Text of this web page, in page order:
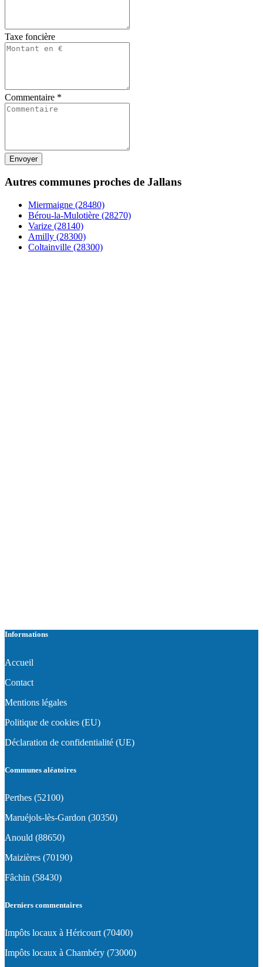
Taxe foncière
Commentaire *
Autres communes proches de Jallans
Miermaigne (28480)
Bérou-la-Mulotière (28270)
Varize (28140)
Amilly (28300)
Coltainville (28300)
Informations
Accueil
Contact
Mentions légales
Politique de cookies (EU)
Déclaration de confidentialité (UE)
Communes aléatoires
Perthes (52100)
Maruéjols-lès-Gardon (30350)
Anould (88650)
Maizières (70190)
Fâchin (58430)
Derniers commentaires
Impôts locaux à Héricourt (70400)
Impôts locaux à Chambéry (73000)